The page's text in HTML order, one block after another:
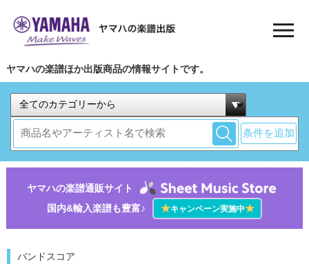
ヤマハの楽譜ほか出版商品の情報サイトです。
条件を追加
ヤマハの楽譜通販サイト
国内&輸入楽譜も豊富♪
★キャンペーン実施中★
バンドスコア